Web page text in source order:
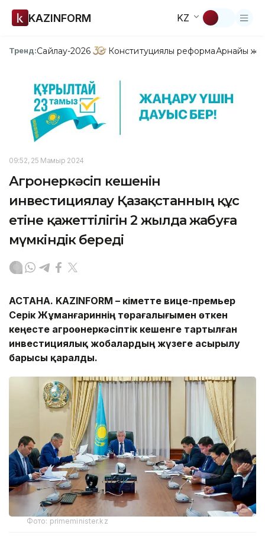
KAZINFORM KZ
Тренд:Сайлау-2026 Конституциялық реформаАрнайы
09:52, 25 Мамыр 2024
Агроөнеркәсіп кешенін
инвестициялау Қазақстанның құс
етіне қажеттілігін 2 жылда жабуға
мүмкіндік береді
АСТАНА. KAZINFORM – Үкіметте вице-премьер
Серік Жұманғариннің төрағалығымен өткен
кеңесте агроөнеркәсіптік кешенге тартылған
инвестициялық жобалардың жүзеге асырылу
барысы қаралды.
Фото: primeminister.kz